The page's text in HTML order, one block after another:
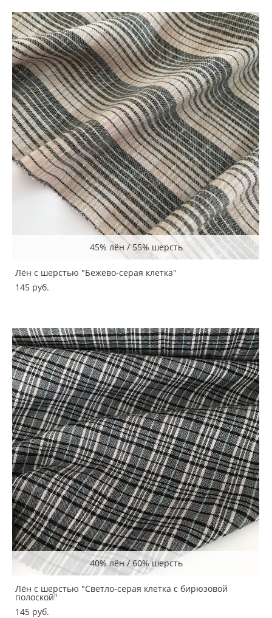
45% лён / 55% шерсть
Лён с шерстью "Бежево-серая клетка"
145 pуб.
40% лён / 60% шерсть
Лён с шерстью "Светло-серая клетка с бирюзовой
полоской"
145 pуб.